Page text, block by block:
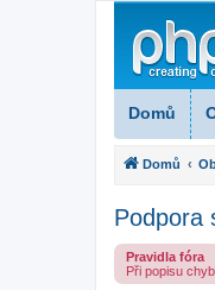
Domů
Domů
Podpora
Pravidla fóra
Při popisu